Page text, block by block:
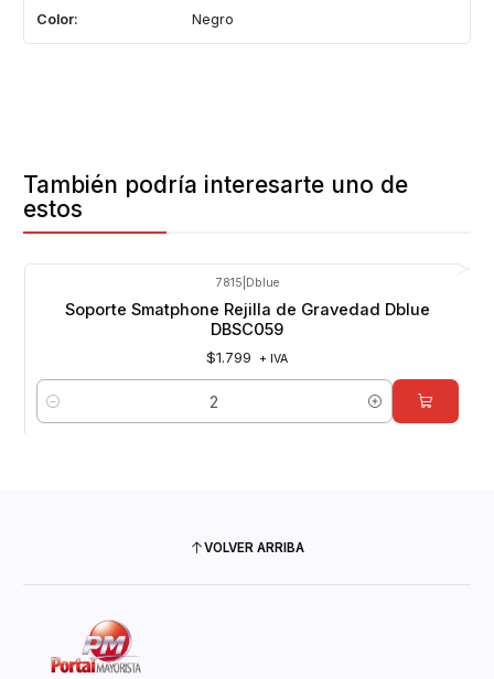
Color: Negro
También podría interesarte uno de
estos
7815 Dblue
Soporte Smatphone Rejilla de Gravedad Dblue
DBSC059
$1.799 + IVA
Cantidad
VOLVER ARRIBA